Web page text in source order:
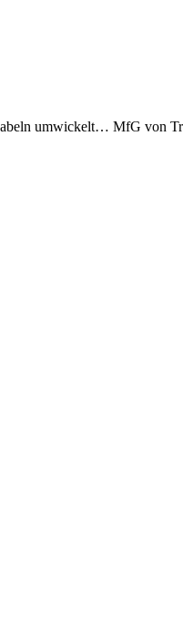
umwi­ckelt… MfG von